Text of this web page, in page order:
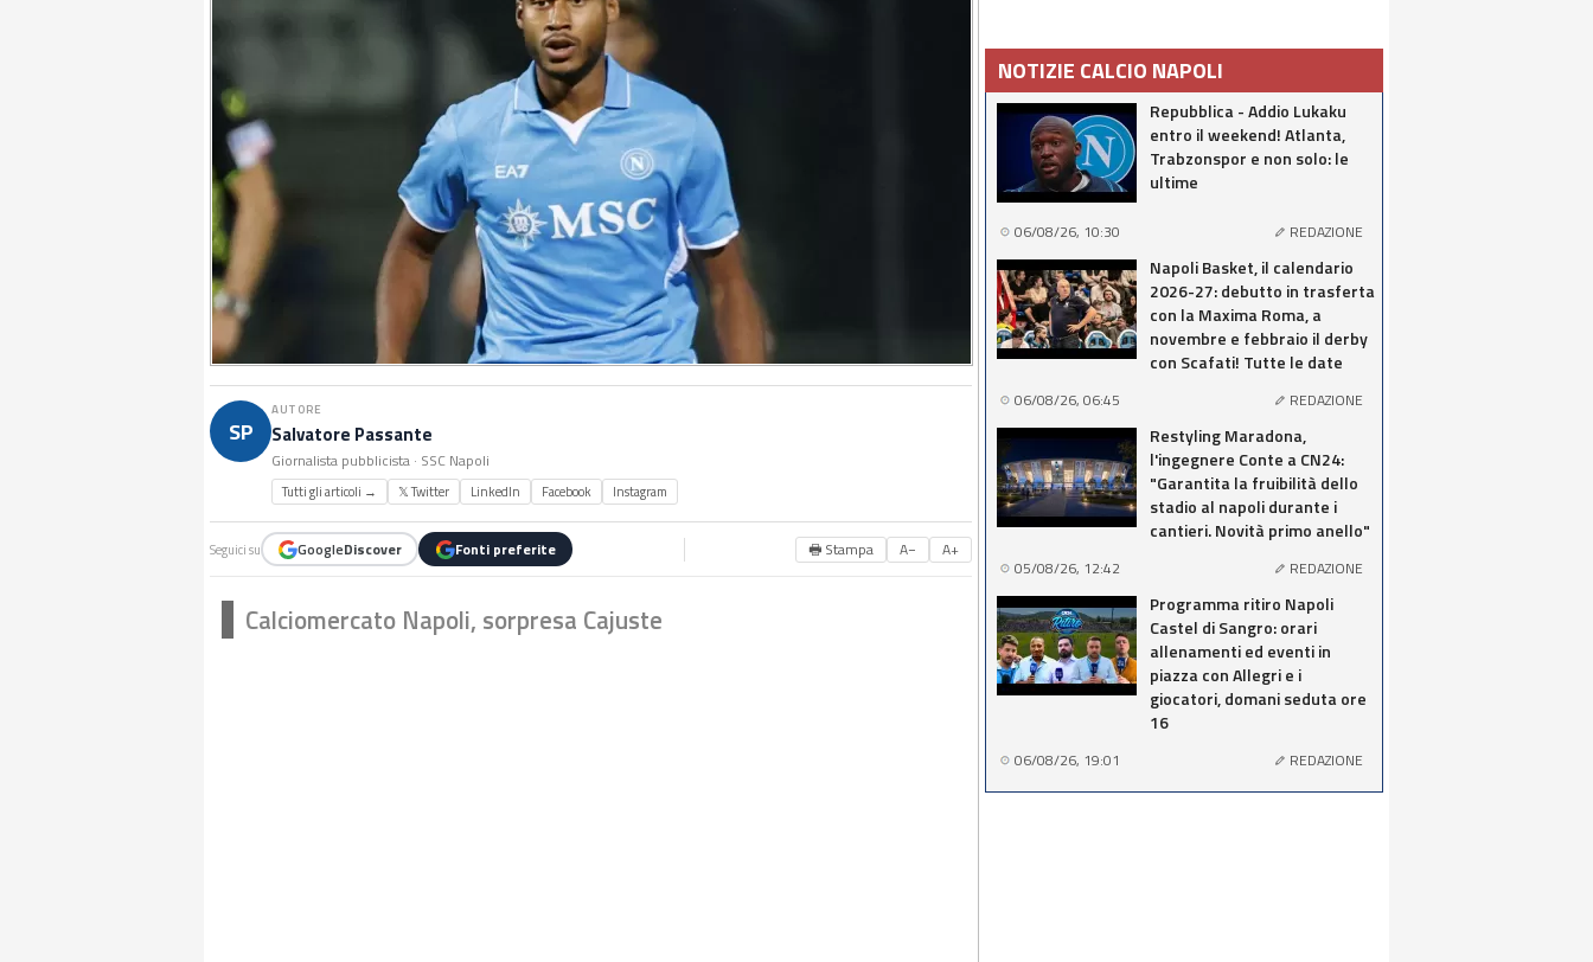
SP
AUTORE
Salvatore Passante
Giornalista pubblicista · SSC Napoli
Tutti gli articoli → 𝕏 Twitter LinkedIn Facebook Instagram
Seguici su GoogleDiscover Fonti preferite 🖶 Stampa A− A+
Calciomercato Napoli, sorpresa Cajuste
NOTIZIE CALCIO NAPOLI
Repubblica - Addio Lukaku
entro il weekend! Atlanta,
Trabzonspor e non solo: le
ultime
06/08/26, 10:30 REDAZIONE
Napoli Basket, il calendario
2026-27: debutto in trasferta
con la Maxima Roma, a
novembre e febbraio il derby
con Scafati! Tutte le date
06/08/26, 06:45 REDAZIONE
Restyling Maradona,
l'ingegnere Conte a CN24:
"Garantita la fruibilità dello
stadio al napoli durante i
cantieri. Novità primo anello"
05/08/26, 12:42 REDAZIONE
Programma ritiro Napoli
Castel di Sangro: orari
allenamenti ed eventi in
piazza con Allegri e i
giocatori, domani seduta ore
16
06/08/26, 19:01 REDAZIONE